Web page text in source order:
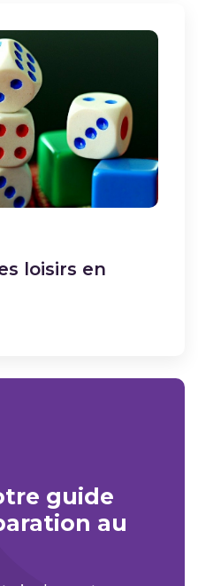
loisirs en
guide
au